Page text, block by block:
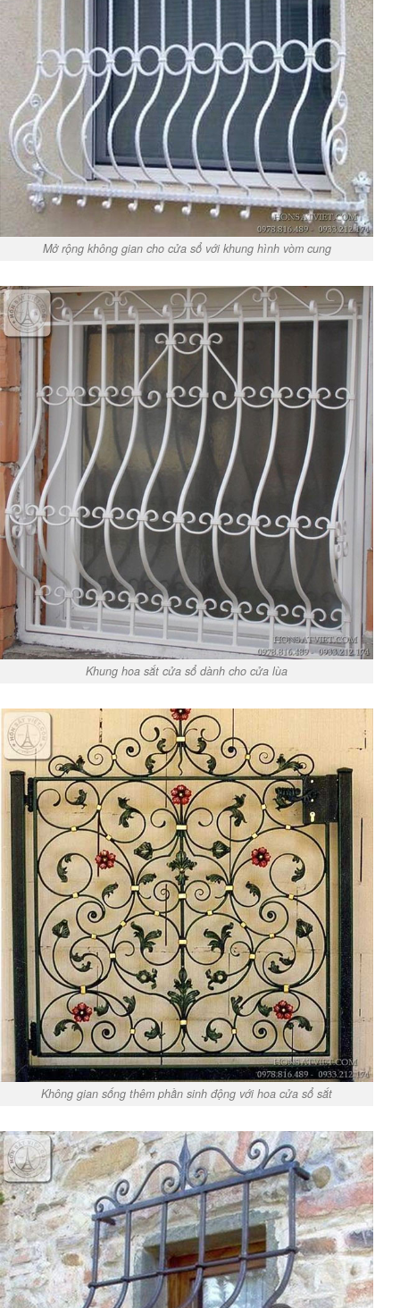
Mở rộng không gian cho cửa sổ với khung hình vòm cung
Khung hoa sắt cửa sổ dành cho cửa lùa
Không gian sống thêm phần sinh động với hoa cửa sổ sắt